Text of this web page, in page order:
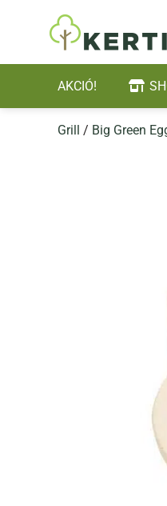
AKCIÓ!
Grill / Big Green